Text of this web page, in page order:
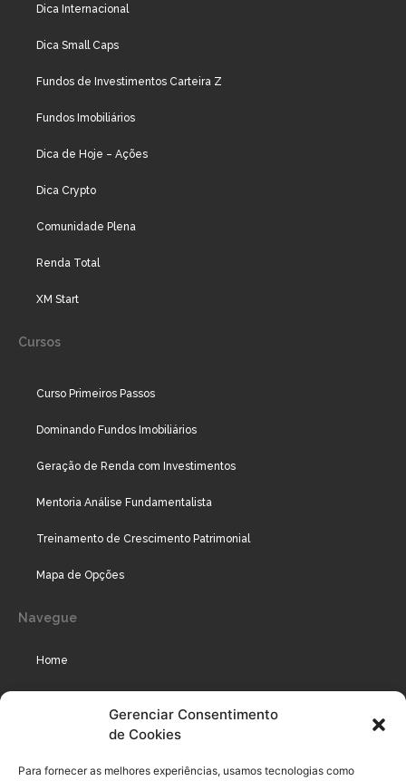
Gerenciar Consentimento
de Cookies
Para fornecer as melhores experiências, usamos tecnologias como
Dica Internacional
Dica Small Caps
Fundos de Investimentos Carteira Z
Fundos Imobiliários
Dica de Hoje – Ações
Dica Crypto
Comunidade Plena
Renda Total
XM Start
Cursos
Curso Primeiros Passos
Dominando Fundos Imobiliários
Geração de Renda com Investimentos
Mentoria Análise Fundamentalista
Treinamento de Crescimento Patrimonial
Mapa de Opções
Navegue
Home
Podcast